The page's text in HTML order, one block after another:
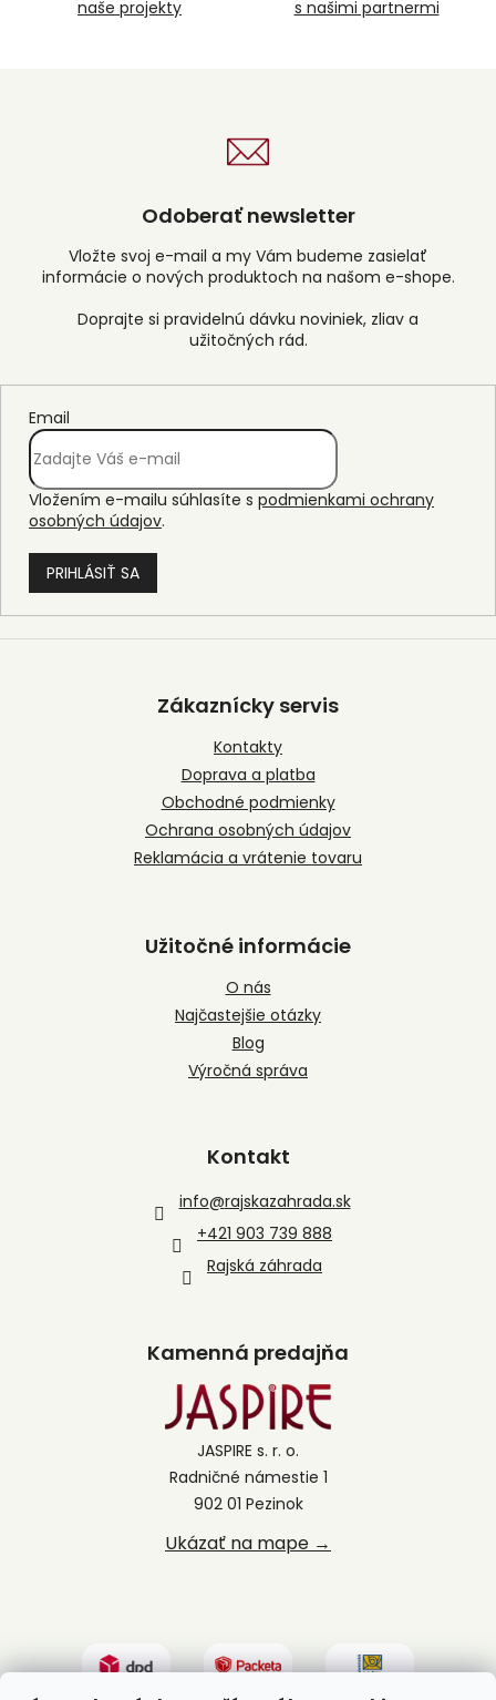
naše projekty s našimi partnermi
Odoberať newsletter
Vložte svoj e-mail a my Vám budeme zasielať
informácie o nových produktoch na našom e-shope.
Email
Vložením e-mailu súhlasíte s podmienkami ochrany
osobných údajov.
PRIHLÁSIŤ SA
Z
Zákaznícky servis
Kontakty
Doprava a platba
Obchodné podmienky
Ochrana osobných údajov
Reklamácia a vrátenie tovaru
Užitočné informácie
O nás
Najčastejšie otázky
Blog
Výročná správa
Kontakt
info@rajskazahrada.sk
+421 903 739 888
Rajská záhrada
Kamenná predajňa
JASPIRE s. r. o.
Radničné námestie 1
902 01 Pezinok
Ukázať na mape →